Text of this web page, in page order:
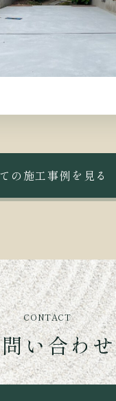
の施工事例を見る
CONTACT
い合わせ